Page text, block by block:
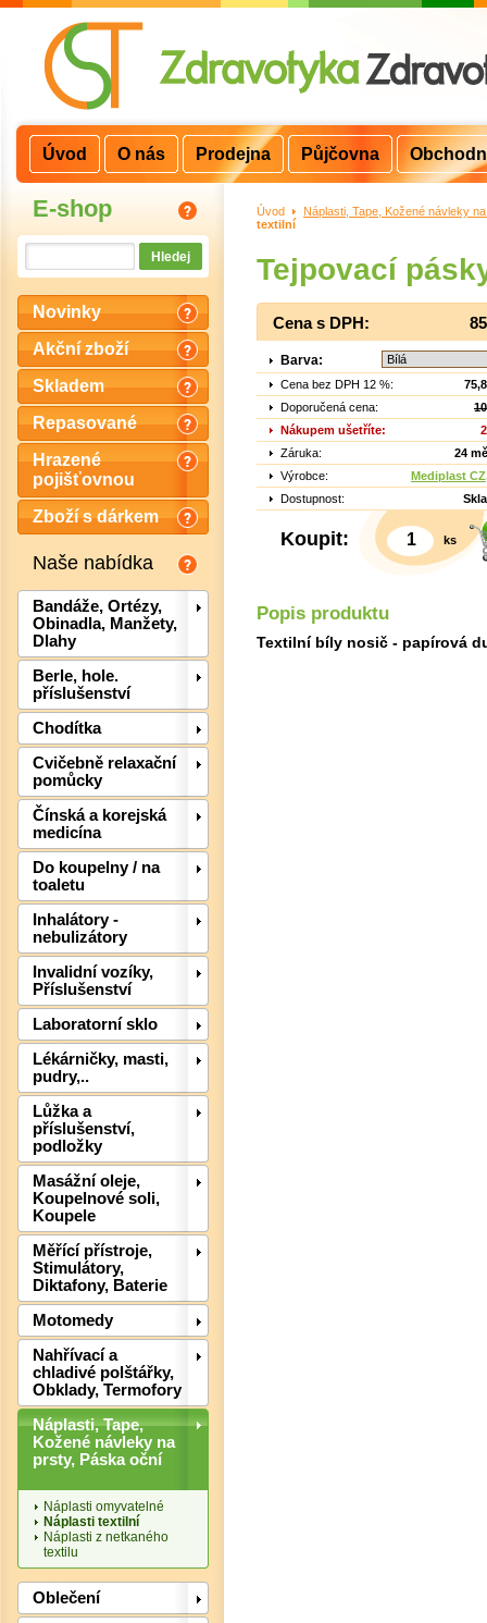
E-shop
Novinky
Akční zboží
Skladem
Repasované
Hrazené
pojišťovnou
Zboží s dárkem
Naše nabídka
Bandáže, Ortézy,
Obinadla, Manžety,
Dlahy
Berle, hole.
příslušenství
Chodítka
Cvičebně relaxační
pomůcky
Čínská a korejská
medicína
Do koupelny / na
toaletu
Inhalátory -
nebulizátory
Invalidní vozíky,
Příslušenství
Laboratorní sklo
Lékárničky, masti,
pudry,..
Lůžka a
příslušenství,
podložky
Masážní oleje,
Koupelnové soli,
Koupele
Měřící přístroje,
Stimulátory,
Diktafony, Baterie
Motomedy
Nahřívací a
chladivé polštářky,
Obklady, Termofory
Náplasti, Tape,
Kožené návleky na
prsty, Páska oční
Náplasti omyvatelné
Náplasti textilní
Náplasti z netkaného
textilu
Oblečení
Úvod >
Náplasti, Tape, Kožené návleky
textilní
Tejpovací
Cena s DPH:
Barva:
Cena bez DPH 12 %:
Doporučená cena:
Nákupem ušetříte:
Záruka:
24
Výrobce:
Mediplast
Dostupnost:
Koupit: ks
Popis produktu
Textilní bíly nosič - papírová
Úvod O nás Prodejna Půjčovna